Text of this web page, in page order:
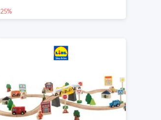
25%